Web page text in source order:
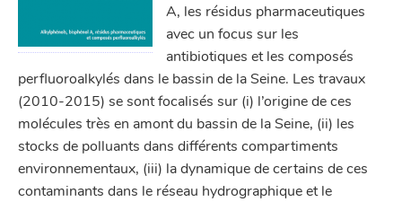
A, les résidus pharmaceutiques
avec un focus sur les
antibiotiques et les composés
perfluoroalkylés dans le bassin de la Seine. Les travaux
(2010-2015) se sont focalisés sur (i) l’origine de ces
molécules très en amont du bassin de la Seine, (ii) les
stocks de polluants dans différents compartiments
environnementaux, (iii) la dynamique de certains de ces
contaminants dans le réseau hydrographique et le